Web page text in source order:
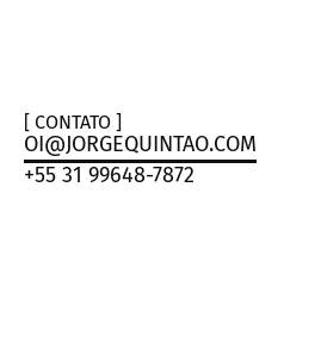
[ CONTATO ]
OI@JORGEQUINTAO.COM
+55 31 99648-7872